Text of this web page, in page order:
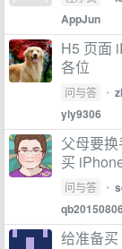
AppJun
H5 页面
各位
问与答 •
yly9306
父母要
买
问与答 •
qb20150806
给准备